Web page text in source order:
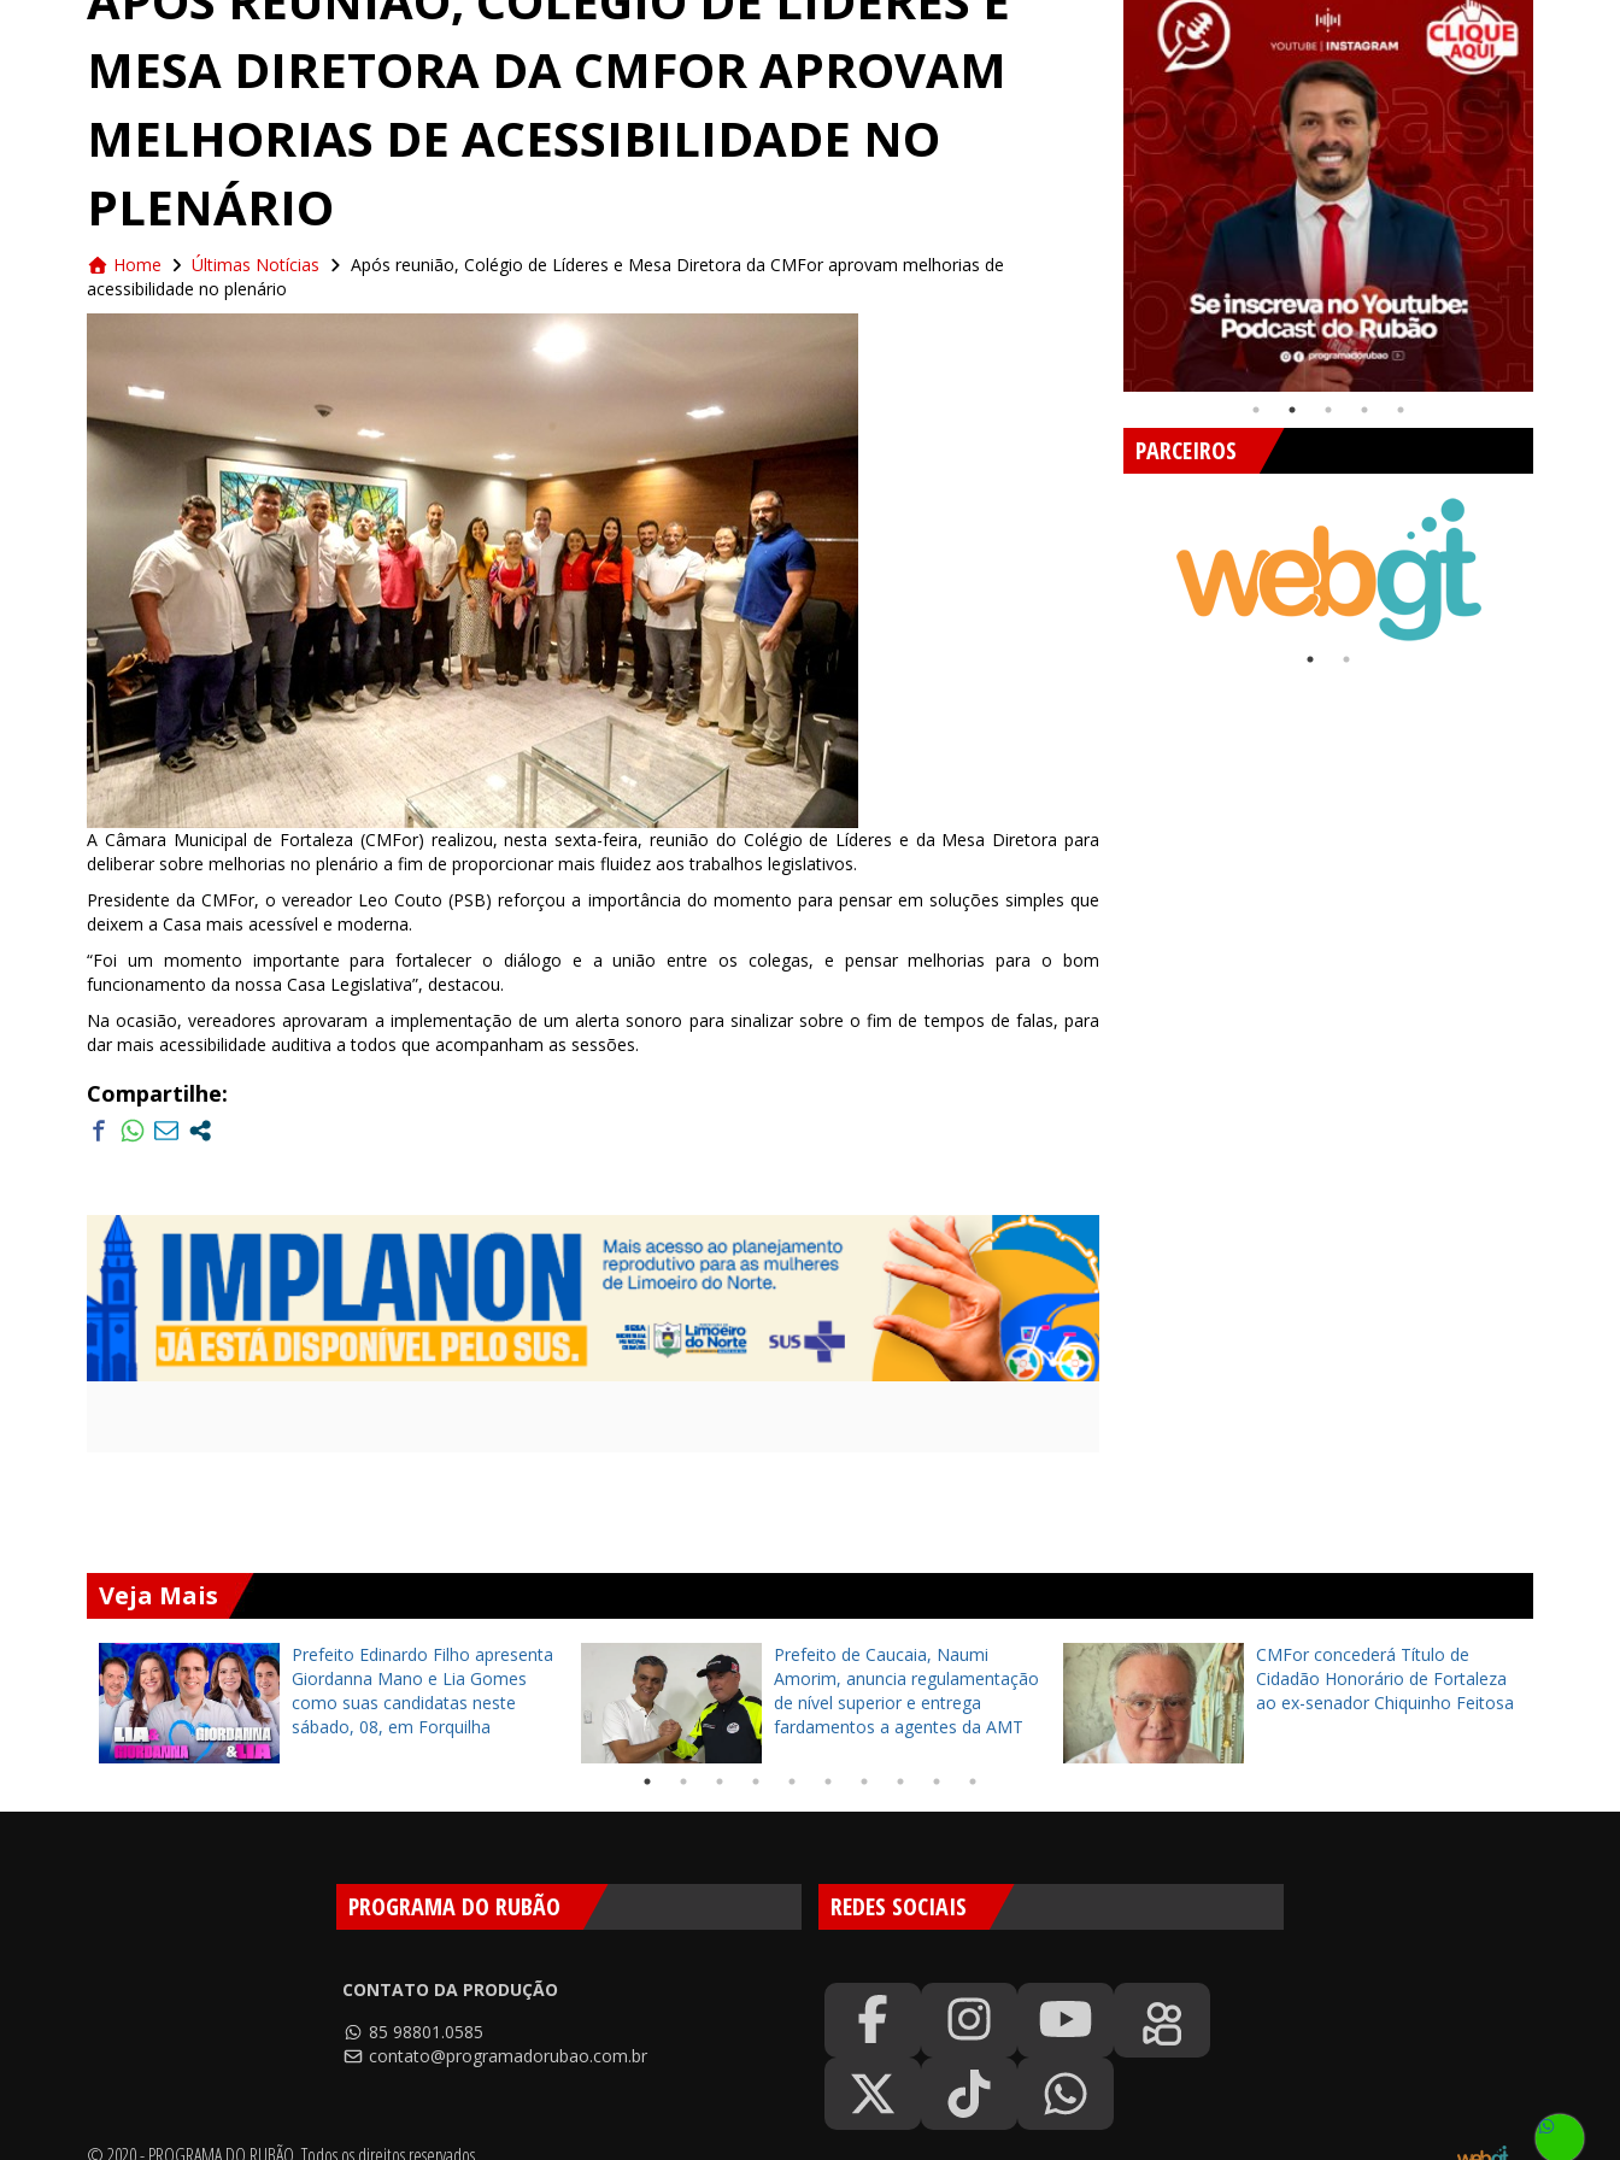
MESA DIRETORA DA CMFOR APROVAM
MELHORIAS DE ACESSIBILIDADE NO
PLENÁRIO
Home Últimas Notícias
Após reunião, Colégio de Líderes e Mesa Diretora da CMFor aprovam melhorias de
acessibilidade no plenário
A Câmara Municipal de Fortaleza (CMFor) realizou, nesta sexta-feira, reunião do Colégio de Líderes e da Mesa Diretora para
deliberar sobre melhorias no plenário a fim de proporcionar mais fluidez aos trabalhos legislativos.
Presidente da CMFor, o vereador Leo Couto (PSB) reforçou a importância do momento para pensar em soluções simples que
deixem a Casa mais acessível e moderna.
“Foi um momento importante para fortalecer o diálogo e a união entre os colegas, e pensar melhorias para o bom
funcionamento da nossa Casa Legislativa”, destacou.
Na ocasião, vereadores aprovaram a implementação de um alerta sonoro para sinalizar sobre o fim de tempos de falas, para
dar mais acessibilidade auditiva a todos que acompanham as sessões.
Compartilhe:
PARCEIROS
Veja Mais
Prefeito Edinardo Filho apresenta
Giordanna Mano e Lia Gomes
como suas candidatas neste
sábado, 08, em Forquilha
Prefeito de Caucaia, Naumi
Amorim, anuncia regulamentação
de nível superior e entrega
fardamentos a agentes da AMT
CMFor concederá Título de
Cidadão Honorário de Fortaleza
ao ex-senador Chiquinho Feitosa
PROGRAMA DO RUBÃO
CONTATO DA PRODUÇÃO
85 98801.0585
contato@programadorubao.com.br
REDES SOCIAIS